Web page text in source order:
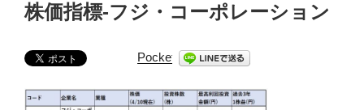
株価指標-フジ・コーポレーション
Pocket